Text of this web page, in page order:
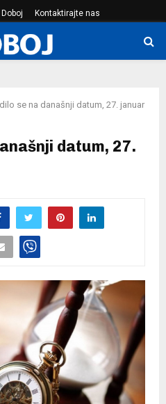
Kontaktirajte nas
se na današnji datum, 27. januar
datum, 27.